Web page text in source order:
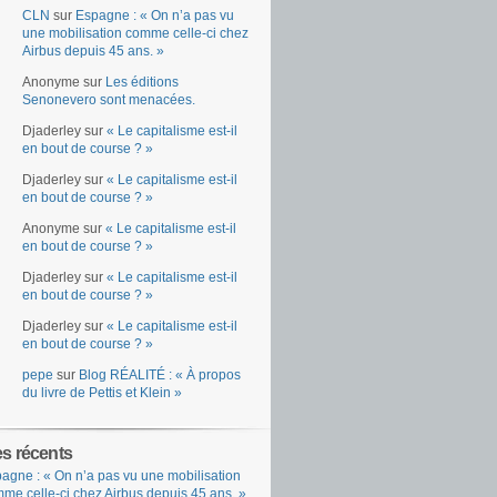
CLN sur Espagne : « On n’a pas vu
une mobilisation comme celle-ci chez
Airbus depuis 45 ans. »
Anonyme sur Les éditions
Senonevero sont menacées.
Djaderley sur « Le capitalisme est-il
en bout de course ? »
Djaderley sur « Le capitalisme est-il
en bout de course ? »
Anonyme sur « Le capitalisme est-il
en bout de course ? »
Djaderley sur « Le capitalisme est-il
en bout de course ? »
Djaderley sur « Le capitalisme est-il
en bout de course ? »
pepe sur Blog RÉALITÉ : « À propos
du livre de Pettis et Klein »
récents
: « On n’a pas vu une mobilisation
celle-ci chez Airbus depuis 45 ans. »